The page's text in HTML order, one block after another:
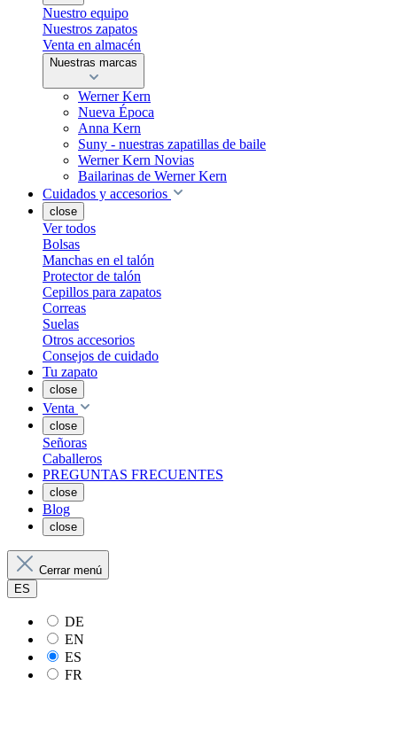
Nuestro equipo
Nuestros zapatos
Venta en almacén
Nuestras marcas
Werner Kern
Nueva Época
Anna Kern
Suny - nuestras zapatillas de baile
Werner Kern Novias
Bailarinas de Werner Kern
Cuidados y accesorios
close
Ver todos
Bolsas
Manchas en el talón
Protector de talón
Cepillos para zapatos
Correas
Suelas
Otros accesorios
Consejos de cuidado
Tu zapato
close
Venta
close
Señoras
Caballeros
PREGUNTAS FRECUENTES
close
Blog
close
Cerrar menú
ES
DE
EN
ES
FR